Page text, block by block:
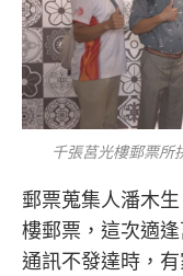
千張莒光樓郵票所
郵票蒐集人潘木
樓郵票，這次適
通訊不發達時，